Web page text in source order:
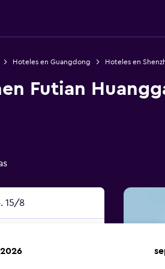
Hoteles en Guangdong Hoteles en
Futian
15/8